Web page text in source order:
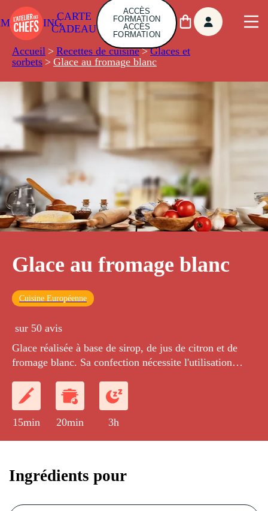
CARTE
CADEAU
ACCÈS
FORMATION
ACCÈS
FORMATION
Accueil > Recettes de cuisine > Glaces et
sorbets > Glace au fromage blanc
Glace au fromage blanc
Cuisine Européenne
sur 50 avis
Glace réalisée à base de sirop, de jus de citron et de
fromage blanc. Sa confection nécessite l'utilisation
15min 20min 3h
Ingrédients pour